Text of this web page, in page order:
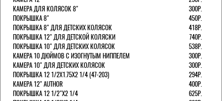
КАМЕРА ДЛЯ КОЛЯСОК 8"
300Р.
ПОКРЫШКА 8"
450Р.
ПОКРЫШКА 8" ДЛЯ ДЕТСКИХ КОЛЯСОК
418Р.
ПОКРЫШКА 12" ДЛЯ ДЕТСКОЙ КОЛЯСКИ
740Р.
ПОКРЫШКА 10" ДЛЯ ДЕТСКИХ КОЛЯСОК
538Р.
КАМЕРА 10 ДЮЙМОВ С ИЗОГНУТЫМ НИППЕЛЕМ
300Р.
КАМЕРА 10" ДЛЯ ДЕТСКИХ КОЛЯСОК
300Р.
ПОКРЫШКА 12 1/2X1.75X2 1/4 (47-203)
294Р.
КАМЕРА 12" AUTHOR
400Р.
ПОКРЫШКА 12 1/2"Х2 1/4
625Р.